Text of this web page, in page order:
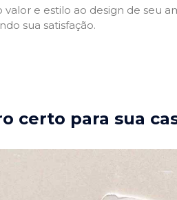
e estilo ao design de seu
sua satisfação.
certo para sua